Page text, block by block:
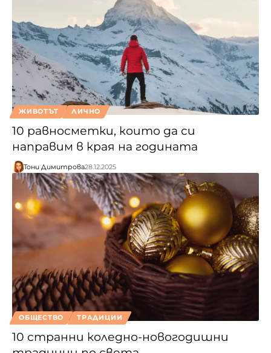
ЖИВОТЪТ ЛИЧНО
10 равносметки, които да си
направим в края на годината
Тони Димитрова28.12.2025
ОБЩЕСТВО ТРАДИЦИИ
10 странни коледно-новогодишни